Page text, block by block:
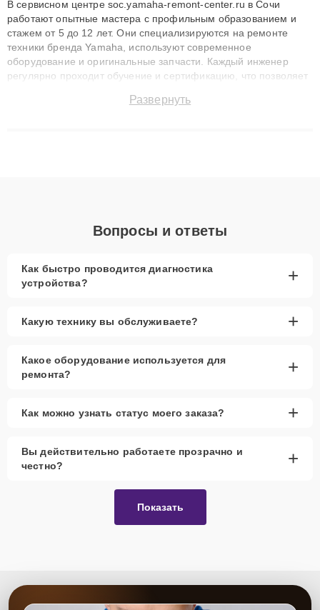
В сервисном центре soc.yamaha-remont-center.ru в Сочи
работают опытные мастера с профильным образованием и
стажем от 5 до 12 лет. Они специализируются на ремонте
техники бренда Yamaha, используют современное
оборудование и оригинальные запчасти. Каждый инженер
регулярно проходит обучение и сертификацию, что позволяет
технику с сохранением гарантии до 3 лет. Наши мастера
Развернуть
Вопросы и ответы
Как быстро проводится диагностика
устройства?
+
Какую технику вы обслуживаете? +
Какое оборудование используется для
ремонта?
+
Как можно узнать статус моего заказа? +
Вы действительно работаете прозрачно и
честно?
+
Показать